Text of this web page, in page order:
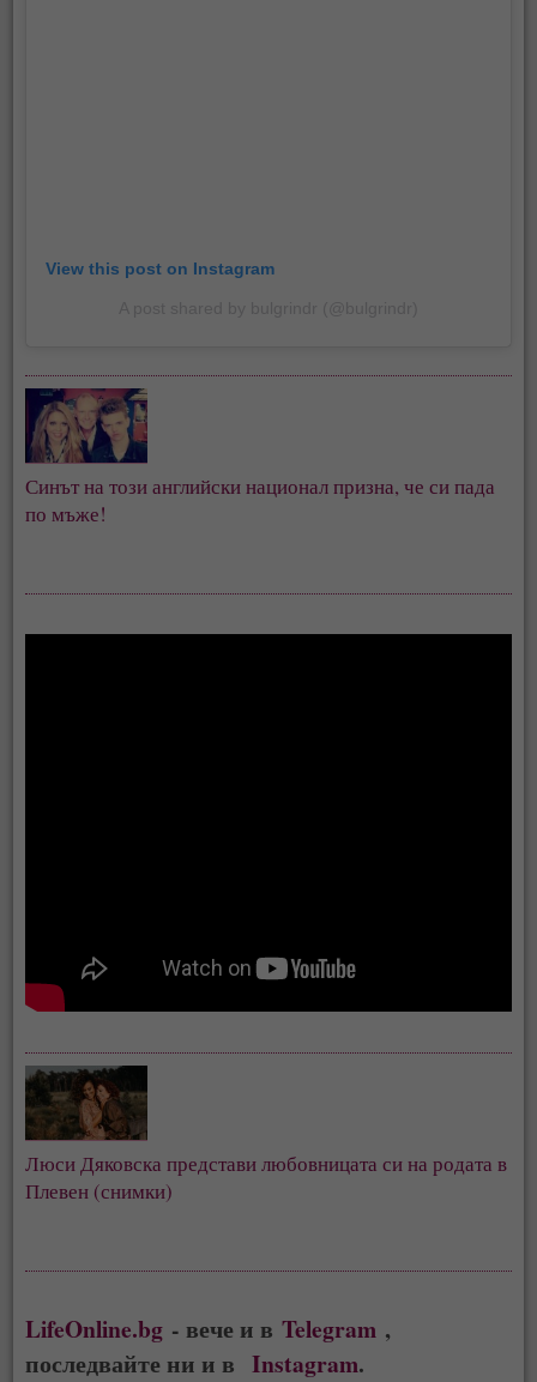
View this post on Instagram
Синът на този английски национал призна, че си пада
по мъже!
Люси Дяковска представи любовницата си на родата в
Плевен (снимки)
LifeOnline.bg - вече и вTelegram ,
последвайте ни и вInstagram.